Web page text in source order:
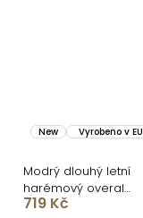
New Vyrobeno v EU
Modrý dlouhý letní
harémový overal
BIONERA
719 Kč